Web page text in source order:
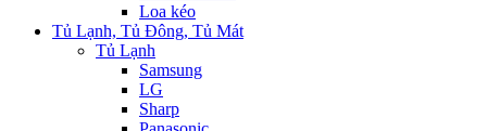
Loa kéo
Tủ Lạnh, Tủ Đông, Tủ Mát
Tủ Lạnh
Samsung
LG
Sharp